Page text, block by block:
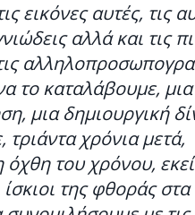
εικόνες αυτές, τις
αλλά και τις
το καταλάβουμε,
μια δημιουργική
χρόνια μετά,
του χρόνου,
της φθοράς στα